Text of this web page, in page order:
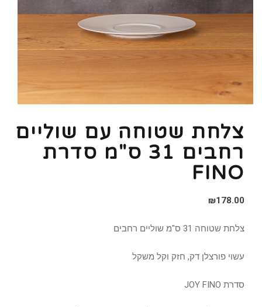
צלחת שטוחה עם שוליים
רחבים 31 ס"מ סדרת
FINO
₪178.00
צלחת שטוחה 31 ס"מ שוליים רחבים
עשוי פורצלן דק, חזק וקל משקל
סדרת JOY FINO